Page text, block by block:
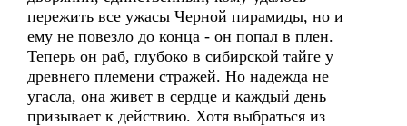
пережить все ужасы Черной пирамиды, но и
ему не повезло до конца - он попал в плен.
Теперь он раб, глубоко в сибирской тайге у
древнего племени стражей. Но надежда не
угасла, она живет в сердце и каждый день
призывает к действию. Хотя выбраться из